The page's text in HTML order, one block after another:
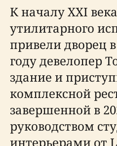
К началу XXI
утилитарного
привели дворец
году девелопер
здание и
комплексной
завершенной в
руководством
интерьерами от